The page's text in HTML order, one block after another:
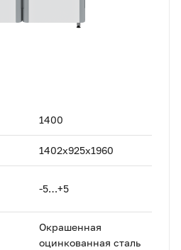
1400
1402х925х1960
-5…+5
Окрашенная
оцинкованная сталь